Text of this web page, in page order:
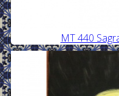
MT 440